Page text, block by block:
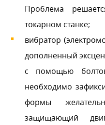
Проблема
токарном станке;
вибратор
дополненный
с помощью
необходимо
формы
защищающий